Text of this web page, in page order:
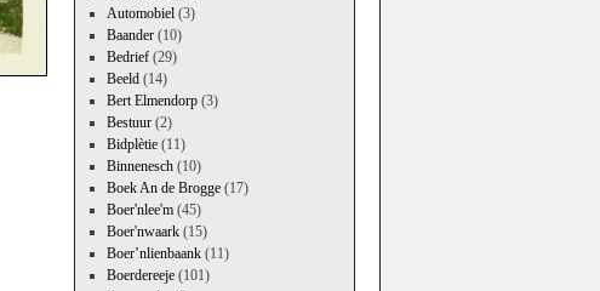
Automobiel(3)
Baander(10)
Bedrief(29)
Beeld(14)
Bert Elmendorp(3)
Bestuur(2)
Bidplètie(11)
Binnenesch(10)
Boek An de Brogge(17)
Boer'nlee'm(45)
Boer'nwaark(15)
Boer’nlienbaank(11)
Boerdereeje(101)